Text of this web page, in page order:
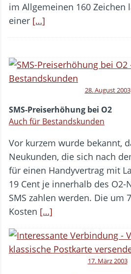
im Allgemeinen 160 Zeichen
einer […]
28. August 2003
SMS-Preiserhöhung bei O2
Auch für Bestandskunden
Vor kurzem wurde bekannt,
Neukunden, die sich nach
für einen Handyvertrag mit
19 Cent je innerhalb des O2-
SMS zahlen werden. Die um
Kosten […]
17. März 2003